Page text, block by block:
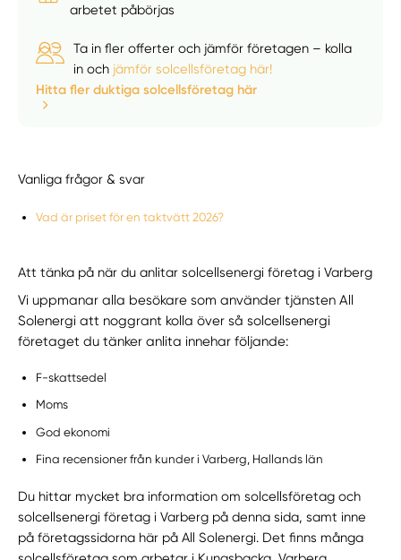
arbetet påbörjas
Ta in fler offerter och jämför företagen – kolla
in och jämför solcellsföretag här!
Hitta fler duktiga solcellsföretag här
Vanliga frågor & svar
Vad är priset för en taktvätt 2026?
Att tänka på när du anlitar solcellsenergi företag i Varberg
Vi uppmanar alla besökare som använder tjänsten All
Solenergi att noggrant kolla över så solcellsenergi
företaget du tänker anlita innehar följande:
F-skattsedel
Moms
God ekonomi
Fina recensioner från kunder i Varberg, Hallands län
Du hittar mycket bra information om solcellsföretag och
solcellsenergi företag i Varberg på denna sida, samt inne
på företagssidorna här på All Solenergi. Det finns många